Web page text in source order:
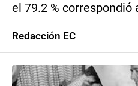
el 79.2 % correspondió
Redacción EC